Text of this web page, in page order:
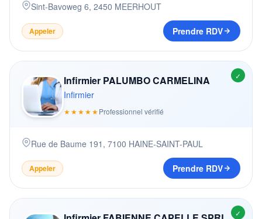
Sint-Bavoweg 6, 2450 MEERHOUT
Appeler Prendre RDV
✓
Infirmier PALUMBO CARMELINA
Infirmier
★★★★★Professionnel vérifié
Rue de Baume 191 , 7100 HAINE-SAINT-PAUL
Appeler Prendre RDV
✓